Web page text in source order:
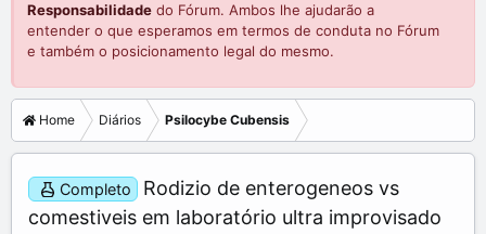
Responsabilidade do Fórum. Ambos lhe ajudarão a
entender o que esperamos em termos de conduta no Fórum
e também o posicionamento legal do mesmo.
Home Diários Psilocybe Cubensis
Completo
Rodizio de enterogeneos vs
comestiveis em laboratório ultra improvisado